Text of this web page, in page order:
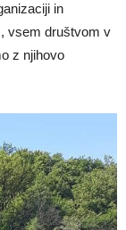
in
vsem društvom v
z njihovo